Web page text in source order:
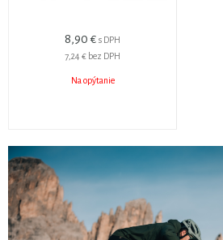
8,90 € s DPH
7,24 € bez DPH
Na opýtanie